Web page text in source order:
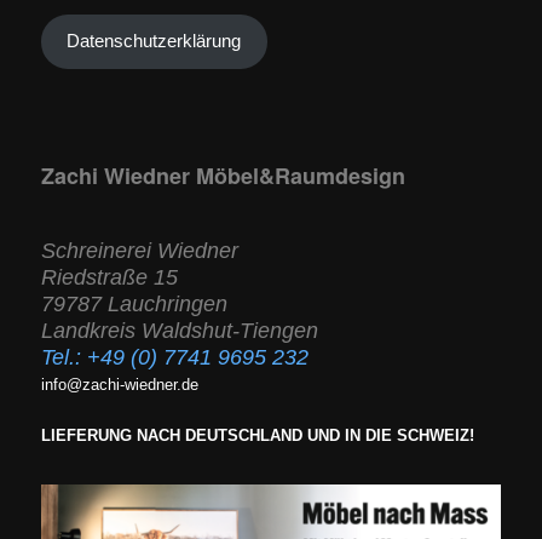
Datenschutzerklärung
Zachi Wiedner Möbel&Raumdesign
Schreinerei Wiedner
Riedstraße 15
79787 Lauchringen
Landkreis Waldshut-Tiengen
Tel.: +49 (0) 7741 9695 232
info@zachi-wiedner.de
LIEFERUNG NACH DEUTSCHLAND UND IN DIE SCHWEIZ!